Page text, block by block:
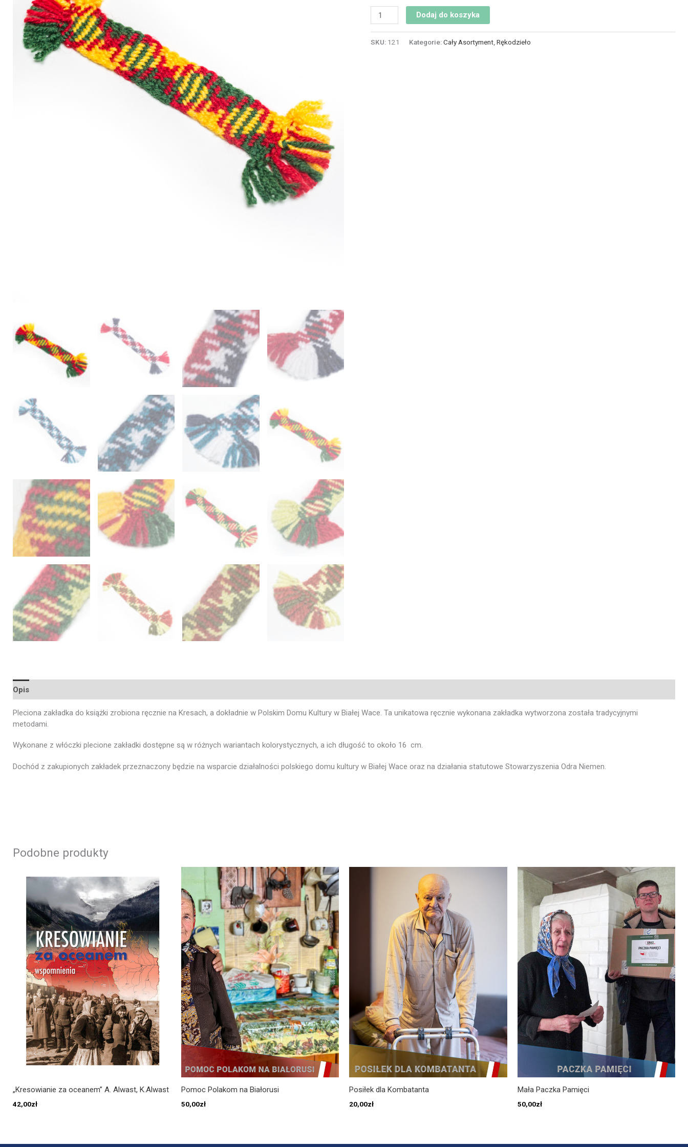
Dodaj do koszyka
SKU: 121 Kategorie:Cały Asortyment, Rękodzieło
Opis
Pleciona zakładka do książki zrobiona ręcznie na Kresach, a dokładnie w Polskim Domu Kultury w Białej Wace. Ta unikatowa ręcznie wykonana zakładka wytworzona została tradycyjnymi
metodami.
Wykonane z włóczki plecione zakładki dostępne są w różnych wariantach kolorystycznych, a ich długość to około 16 cm.
Dochód z zakupionych zakładek przeznaczony będzie na wsparcie działalności polskiego domu kultury w Białej Wace oraz na działania statutowe Stowarzyszenia Odra Niemen.
Podobne produkty
„Kresowianie za oceanem” A. Alwast, K.Alwast
42,00zł
Pomoc Polakom na Białorusi
50,00zł
Posiłek dla Kombatanta
20,00zł
Mała Paczka Pamięci
50,00zł